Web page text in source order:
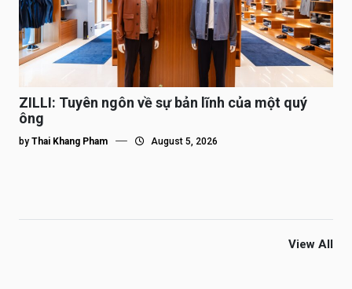
ZILLI: Tuyên ngôn về sự bản lĩnh của một quý
ông
by Thai Khang Pham August 5, 2026
View All